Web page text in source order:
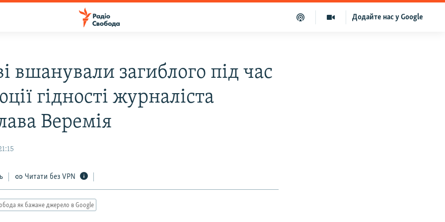
Додайте нас у Google
вшанували загиблого під час
гідності журналіста
Веремія
Читати без VPN
як бажане джерело в Google